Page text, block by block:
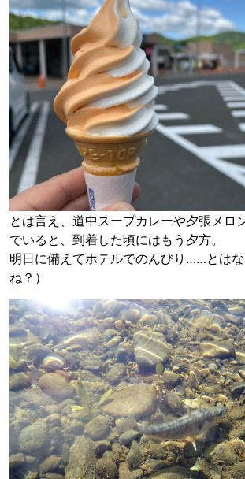
とは言え、道中スープカレーや夕張メロ
でいると、到着した頃にはもう夕方。
明日に備えてホテルでのんびり……とは
ね？）